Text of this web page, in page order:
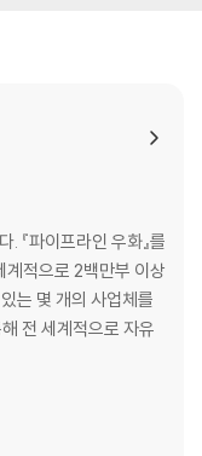
다 136
다 150
『파이프라인 우화』를
계적으로 2백만부 이상
는 몇 개의 사업체를
전 세계적으로 자유